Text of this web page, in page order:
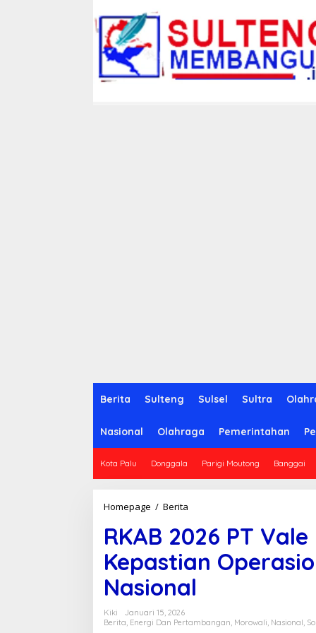
Berita Sulteng Sulsel Sultra
Nasional Olahraga Pemerintahan
Kota Palu Donggala Parigi Moutong Banggai
Homepage / Berita
A
B
2
0
2
6
T
RKAB 2026 PT
Kepastian
Nasional
Kiki
Januari 15, 2026
Berita, Energi Dan Pertambangan, Morowali, Nasional,